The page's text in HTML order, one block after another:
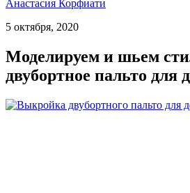
Анастасия Корфиати
5 октября, 2020
Моделируем и шьем
двубортное пальто для